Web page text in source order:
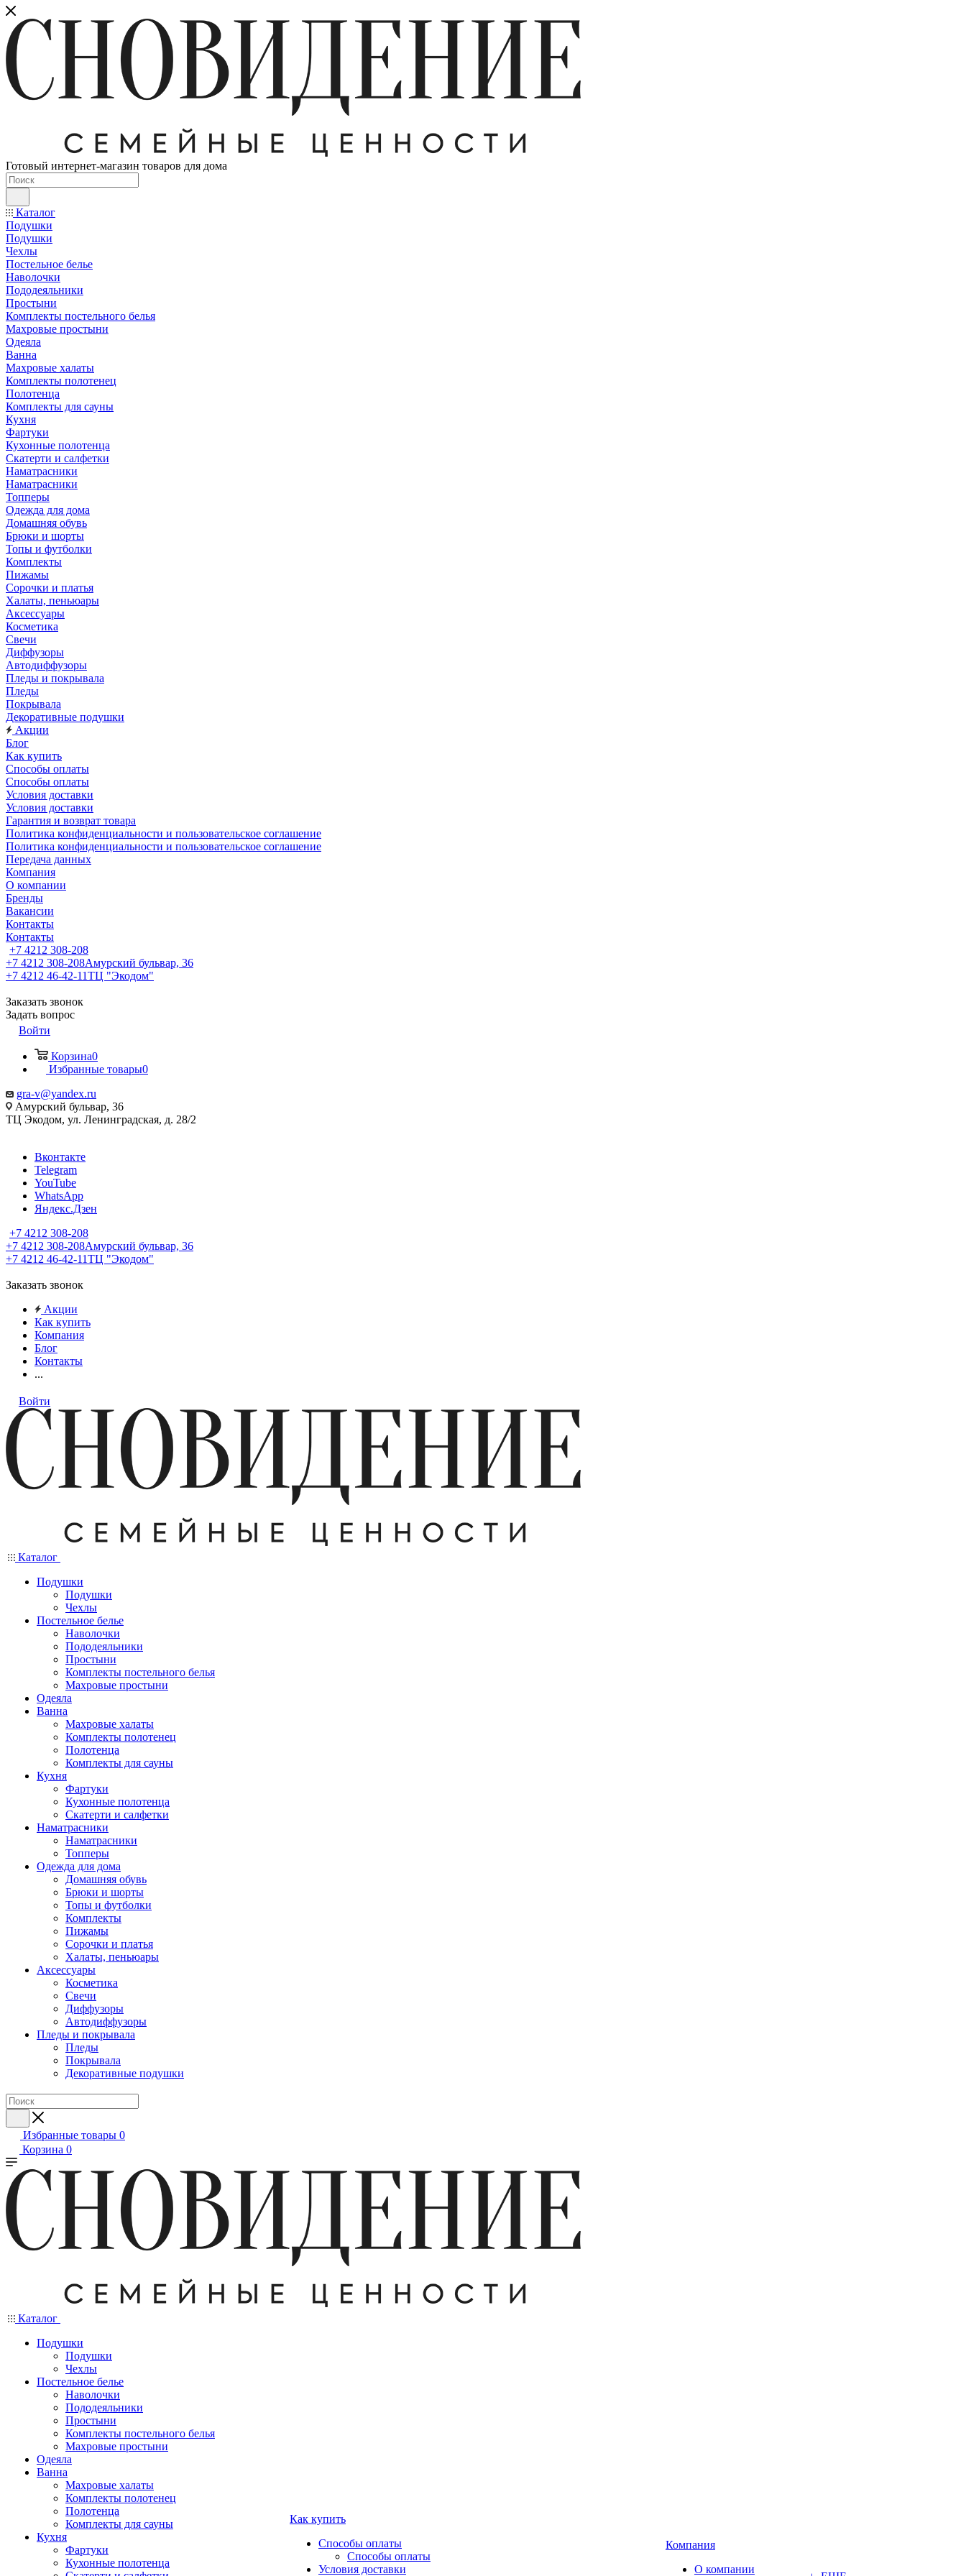
Готовый интернет-магазин товаров для дома
Каталог
Подушки
Подушки
Чехлы
Постельное белье
Наволочки
Пододеяльники
Простыни
Комплекты постельного белья
Махровые простыни
Одеяла
Ванна
Махровые халаты
Комплекты полотенец
Полотенца
Комплекты для сауны
Кухня
Фартуки
Кухонные полотенца
Скатерти и салфетки
Наматрасники
Наматрасники
Топперы
Одежда для дома
Домашняя обувь
Брюки и шорты
Топы и футболки
Комплекты
Пижамы
Сорочки и платья
Халаты, пеньюары
Аксессуары
Косметика
Свечи
Диффузоры
Автодиффузоры
Пледы и покрывала
Пледы
Покрывала
Декоративные подушки
Акции
Блог
Как купить
Способы оплаты
Способы оплаты
Условия доставки
Условия доставки
Гарантия и возврат товара
Политика конфиденциальности и пользовательское соглашение
Политика конфиденциальности и пользовательское соглашение
Передача данных
Компания
О компании
Бренды
Вакансии
Контакты
Контакты
+7 4212 308-208
+7 4212 308-208Амурский бульвар, 36
+7 4212 46-42-11ТЦ "Экодом"
Заказать звонок
Задать вопрос
Войти
Корзина0
Избранные товары0
gra-v@yandex.ru
Амурский бульвар, 36
ТЦ Экодом, ул. Ленинградская, д. 28/2
Вконтакте
Telegram
YouTube
WhatsApp
Яндекс.Дзен
+7 4212 308-208
+7 4212 308-208Амурский бульвар, 36
+7 4212 46-42-11ТЦ "Экодом"
Заказать звонок
Акции
Как купить
Компания
Блог
Контакты
...
Войти
Каталог
Подушки
Подушки
Чехлы
Постельное белье
Наволочки
Пододеяльники
Простыни
Комплекты постельного белья
Махровые простыни
Одеяла
Ванна
Махровые халаты
Комплекты полотенец
Полотенца
Комплекты для сауны
Кухня
Фартуки
Кухонные полотенца
Скатерти и салфетки
Наматрасники
Наматрасники
Топперы
Одежда для дома
Домашняя обувь
Брюки и шорты
Топы и футболки
Комплекты
Пижамы
Сорочки и платья
Халаты, пеньюары
Аксессуары
Косметика
Свечи
Диффузоры
Автодиффузоры
Пледы и покрывала
Пледы
Покрывала
Декоративные подушки
Избранные товары 0
Корзина 0
Каталог
Подушки
Подушки
Чехлы
Постельное белье
Наволочки
Пододеяльники
Простыни
Комплекты постельного белья
Махровые простыни
Одеяла
Ванна
Махровые халаты
Комплекты полотенец
Полотенца
Комплекты для сауны
Кухня
Фартуки
Кухонные полотенца
Как купить
Способы оплаты
Способы оплаты
Условия доставки
Компания
О компании